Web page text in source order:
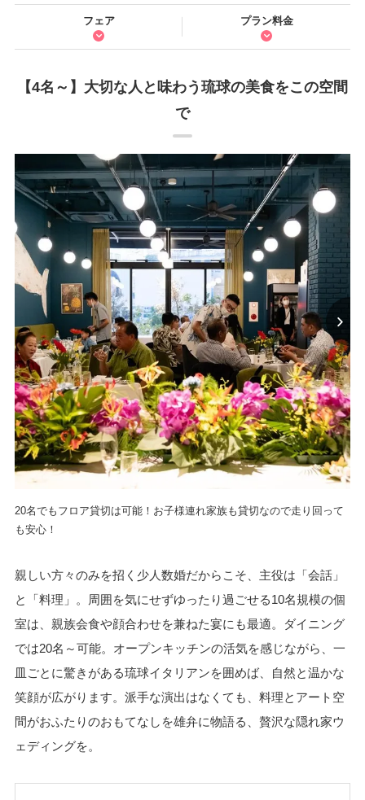
フェア プラン料金
【4名～】大切な人と味わう琉球の美食をこの空間
で
20名でもフロア貸切は可能！お子様連れ家族も貸切なので走り回って
も安心！
親しい方々のみを招く少人数婚だからこそ、主役は「会話」
と「料理」。周囲を気にせずゆったり過ごせる10名規模の個
室は、親族会食や顔合わせを兼ねた宴にも最適。ダイニング
では20名～可能。オープンキッチンの活気を感じながら、一
皿ごとに驚きがある琉球イタリアンを囲めば、自然と温かな
笑顔が広がります。派手な演出はなくても、料理とアート空
間がおふたりのおもてなしを雄弁に物語る、贅沢な隠れ家ウ
ェディングを。